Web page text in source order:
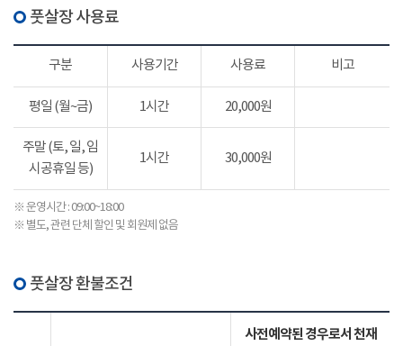
풋살장 사용료
구분 사용기간 사용료 비고
평일 (월~금) 1시간 20,000원
주말 (토, 일, 임
시공휴일 등)
1시간 30,000원
※ 운영시간 : 09:00~18:00
※ 별도, 관련 단체 할인 및 회원제 없음
풋살장 환불조건
사전예약된 경우로서 천재